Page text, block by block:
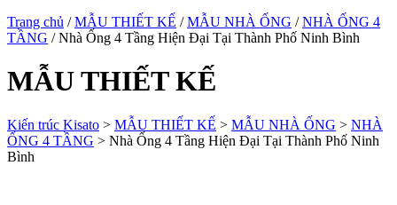
Trang chủ /MẪU THIẾT KẾ /MẪU NHÀ ỐNG /NHÀ ỐNG 4
TẦNG / Nhà Ống 4 Tầng Hiện Đại Tại Thành Phố Ninh Bình
MẪU THIẾT KẾ
Kiến trúc Kisato > MẪU THIẾT KẾ > MẪU NHÀ ỐNG > NHÀ
ỐNG 4 TẦNG > Nhà Ống 4 Tầng Hiện Đại Tại Thành Phố Ninh
Bình